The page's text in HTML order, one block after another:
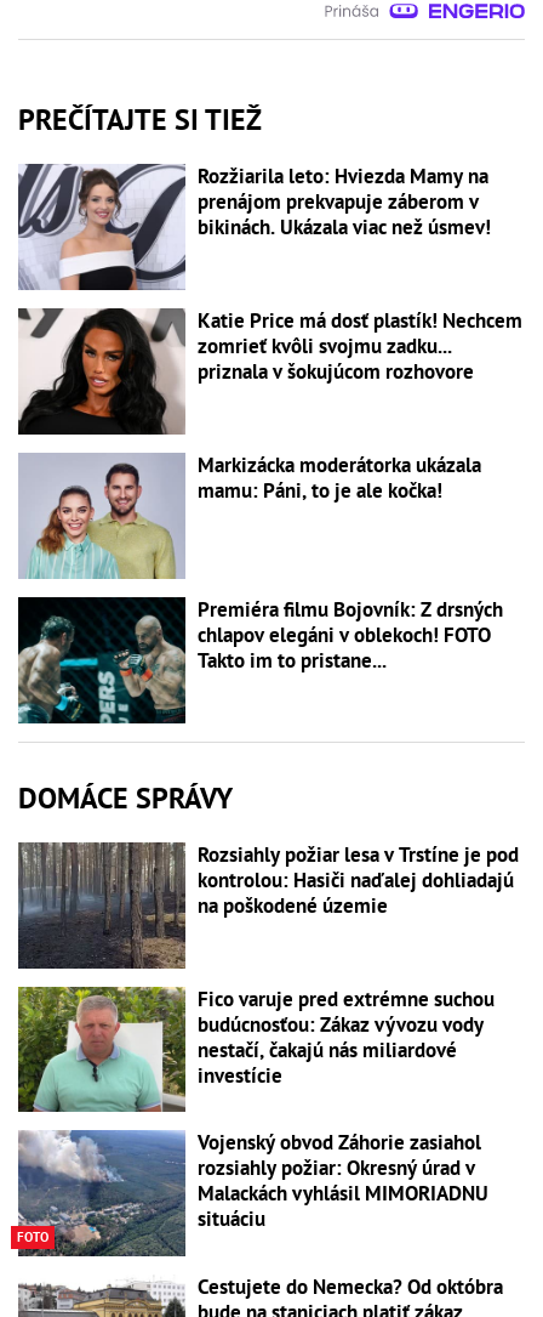
PREČÍTAJTE SI TIEŽ
Rozžiarila leto: Hviezda Mamy na
prenájom prekvapuje záberom v
bikinách. Ukázala viac než úsmev!
Katie Price má dosť plastík! Nechcem
zomrieť kvôli svojmu zadku...
priznala v šokujúcom rozhovore
Markizácka moderátorka ukázala
mamu: Páni, to je ale kočka!
Premiéra filmu Bojovník: Z drsných
chlapov elegáni v oblekoch! FOTO
Takto im to pristane...
DOMÁCE SPRÁVY
Rozsiahly požiar lesa v Trstíne je pod
kontrolou: Hasiči naďalej dohliadajú
na poškodené územie
Fico varuje pred extrémne suchou
budúcnosťou: Zákaz vývozu vody
nestačí, čakajú nás miliardové
investície
FOTO
Vojenský obvod Záhorie zasiahol
rozsiahly požiar: Okresný úrad v
Malackách vyhlásil MIMORIADNU
situáciu
Cestujete do Nemecka? Od októbra